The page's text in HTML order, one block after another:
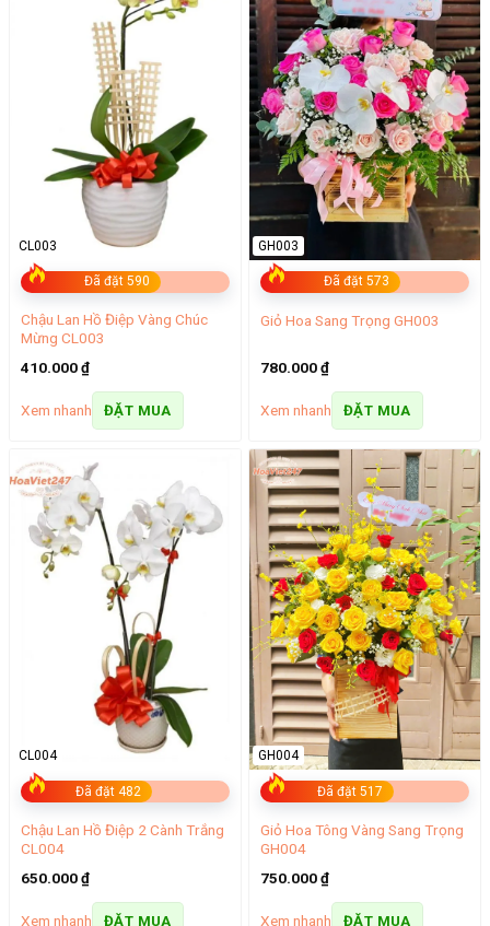
Đã đặt 590
CL003
Chậu Lan Hồ Điệp Vàng Chúc
Mừng CL003
410.000₫
Xem nhanh ĐẶT MUA
Đã đặt 573
GH003
Giỏ Hoa Sang Trọng GH003
780.000₫
Xem nhanh ĐẶT MUA
Đã đặt 482
CL004
Chậu Lan Hồ Điệp 2 Cành Trắng
CL004
650.000₫
Xem nhanh ĐẶT MUA
Đã đặt 517
GH004
Giỏ Hoa Tông Vàng Sang Trọng
GH004
750.000₫
Xem nhanh ĐẶT MUA